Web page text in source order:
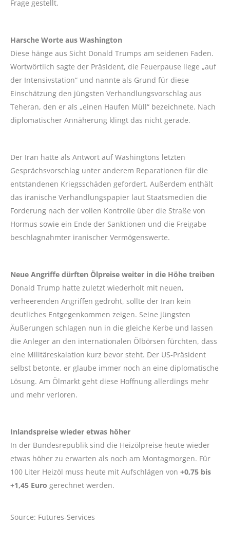
Frage gestellt.
Harsche Worte aus Washington
Diese hänge aus Sicht Donald Trumps am seidenen Faden.
Wortwörtlich sagte der Präsident, die Feuerpause liege „auf
der Intensivstation“ und nannte als Grund für diese
Einschätzung den jüngsten Verhandlungsvorschlag aus
Teheran, den er als „einen Haufen Müll“ bezeichnete. Nach
diplomatischer Annäherung klingt das nicht gerade.
Der Iran hatte als Antwort auf Washingtons letzten
Gesprächsvorschlag unter anderem Reparationen für die
entstandenen Kriegsschäden gefordert. Außerdem enthält
das iranische Verhandlungspapier laut Staatsmedien die
Forderung nach der vollen Kontrolle über die Straße von
Hormus sowie ein Ende der Sanktionen und die Freigabe
beschlagnahmter iranischer Vermögenswerte.
Neue Angriffe dürften Ölpreise weiter in die Höhe treiben
Donald Trump hatte zuletzt wiederholt mit neuen,
verheerenden Angriffen gedroht, sollte der Iran kein
deutliches Entgegenkommen zeigen. Seine jüngsten
Äußerungen schlagen nun in die gleiche Kerbe und lassen
die Anleger an den internationalen Ölbörsen fürchten, dass
eine Militäreskalation kurz bevor steht. Der US-Präsident
selbst betonte, er glaube immer noch an eine diplomatische
Lösung. Am Ölmarkt geht diese Hoffnung allerdings mehr
und mehr verloren.
Inlandspreise wieder etwas höher
In der Bundesrepublik sind die Heizölpreise heute wieder
etwas höher zu erwarten als noch am Montagmorgen. Für
100 Liter Heizöl muss heute mit Aufschlägen von +0,75 bis
+1,45 Euro gerechnet werden.
Source: Futures-Services